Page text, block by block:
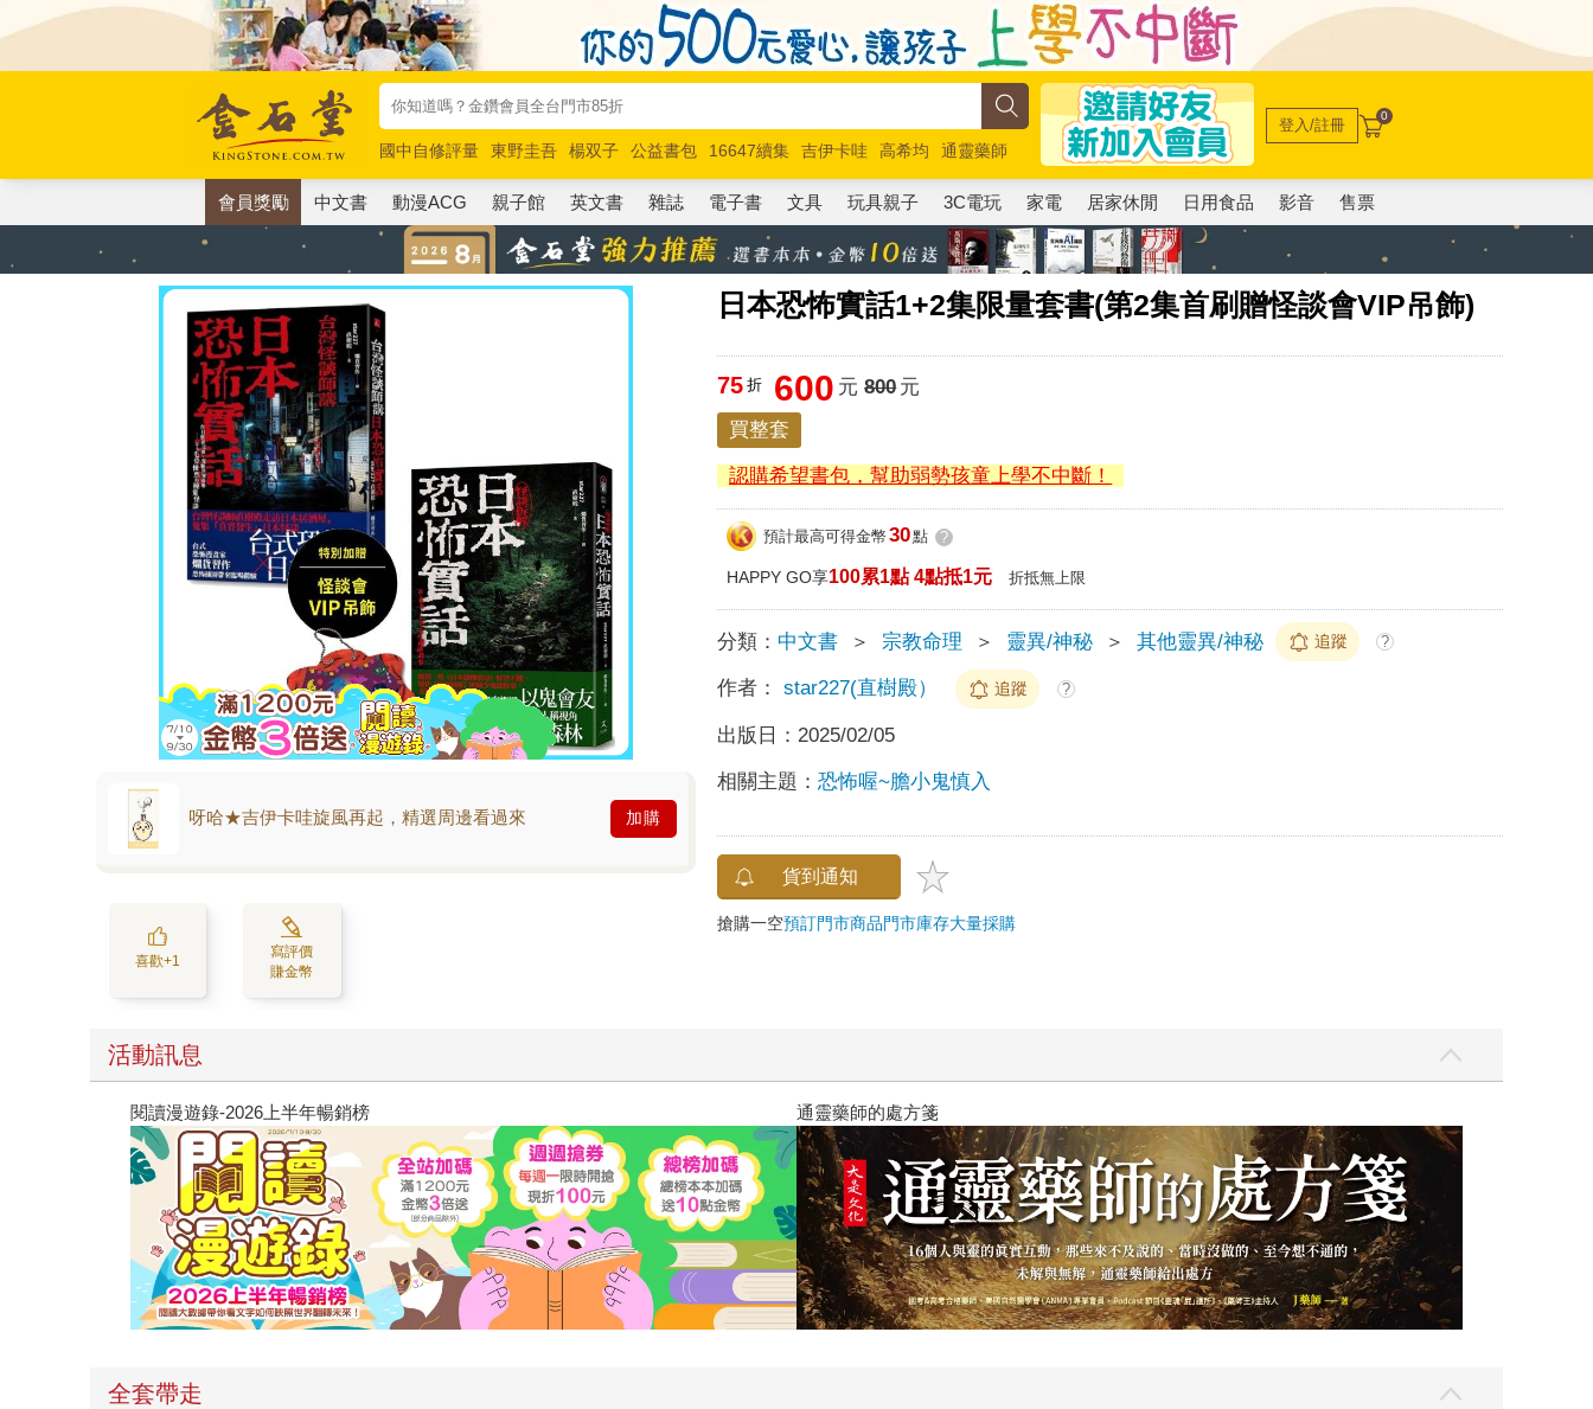
國中自修評量 東野圭吾 楊双子 公益書包 16647續集 吉伊卡哇 高希均
通靈藥師
唯紅花綻放
奧德賽 路邊攤新作 馬斯克 玩具總動員5 超慢跑
登入/註冊 0
會員獎勵 中文書 動漫ACG 親子館 英文書 雜誌 電子書 文具 玩具親子 3C電玩 家電 居家休閒 日用食品 影音 售票
日本恐怖實話1+2集限量套書(第2集首刷贈怪談會VIP吊飾)
呀哈★吉伊卡哇旋風再起，精選周邊看過來 加購
喜歡+1
寫評價
賺金幣
75 折 600 元 800元
買整套
認購希望書包，幫助弱勢孩童上學不中斷！
預計最高可得金幣 30點 ?
HAPPY GO享100累1點 4點抵1元 折抵無上限
分類： 中文書 ＞ 宗教命理 ＞ 靈異/神秘 ＞ 其他靈異/神秘 追蹤 ?
作者： star227(直樹殿） 追蹤 ?
出版日： 2025/02/05
相關主題：恐怖喔~膽小鬼慎入
貨到通知
搶購一空預訂門市商品門市庫存大量採購
活動訊息
閱讀漫遊錄-2026上半年暢銷榜 通靈藥師的處方箋
全套帶走